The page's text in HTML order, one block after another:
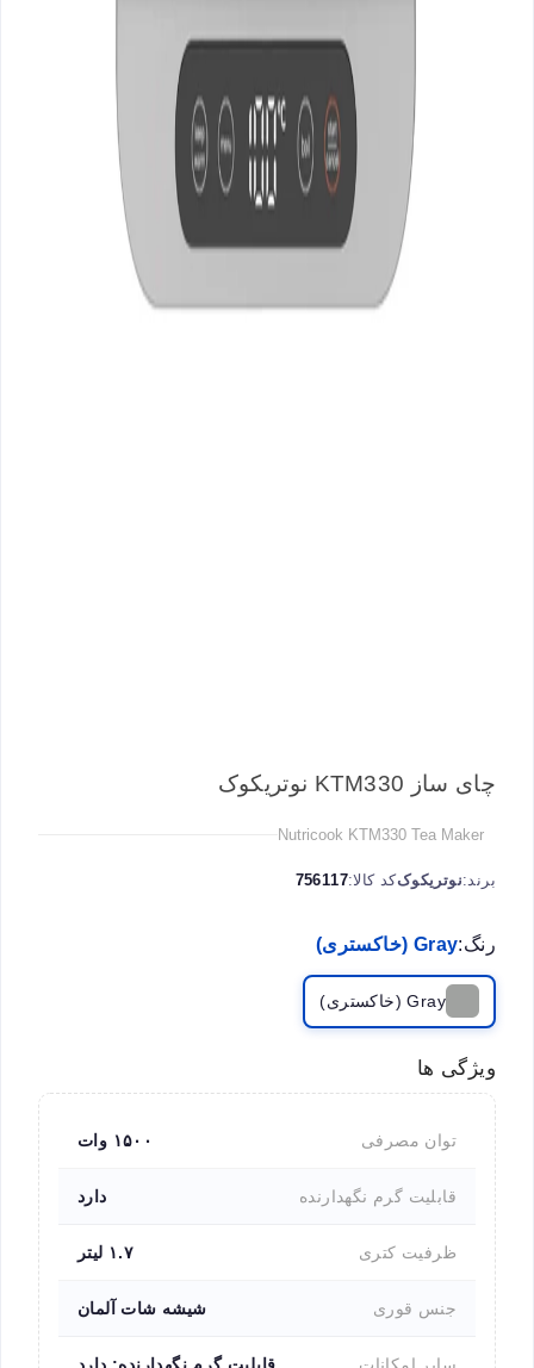
چای ساز KTM330 نوتریکوک
Nutricook KTM330 Tea Maker
برند:نوتریکوککد کالا:756117
رنگ:Gray (خاکستری)
Gray (خاکستری)
ویژگی ها
توان مصرفی ۱۵۰۰ وات
قابلیت گرم نگهدارنده دارد
ظرفیت کتری ۱.۷ لیتر
جنس قوری شیشه شات آلمان